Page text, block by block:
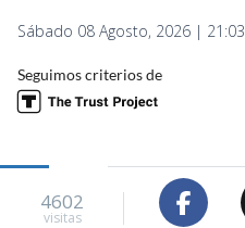
Sábado 08 Agosto, 2026 | 21:03
Seguimos criterios de
4602
visitas